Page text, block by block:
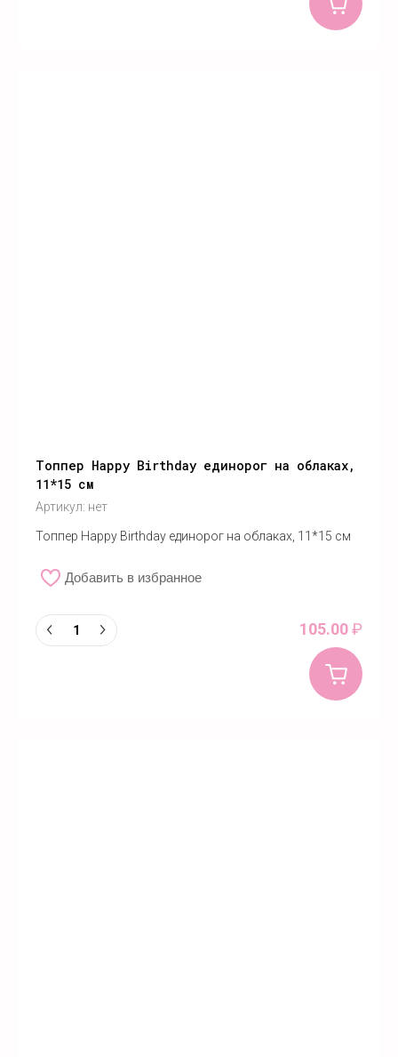
Топпер Happy Birthday единорог на облаках,
11*15 см
Артикул: нет
Топпер Happy Birthday единорог на облаках, 11*15 см
Добавить в избранное
105.00₽